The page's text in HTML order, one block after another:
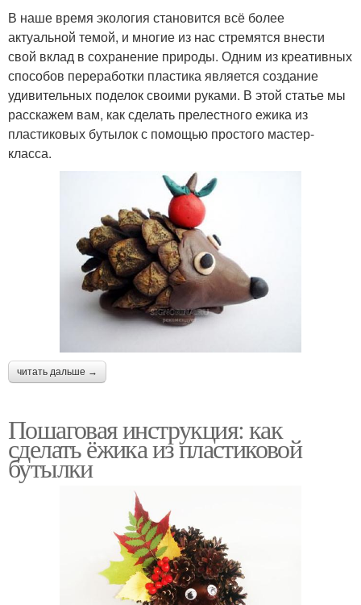
В наше время экология становится всё более
актуальной темой, и многие из нас стремятся внести
свой вклад в сохранение природы. Одним из креативных
способов переработки пластика является создание
удивительных поделок своими руками. В этой статье мы
расскажем вам, как сделать прелестного ежика из
пластиковых бутылок с помощью простого мастер-
класса.
читать дальше →
Пошаговая инструкция: как
сделать ёжика из пластиковой
бутылки